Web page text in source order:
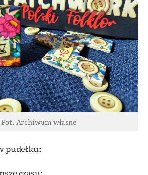
Fot. Archiwum własne
pudełku:
czasu;